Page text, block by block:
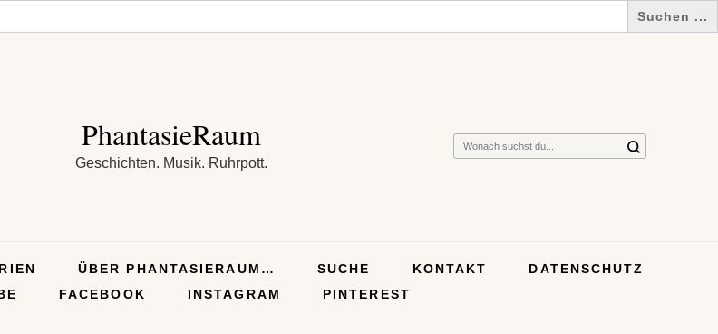
PhantasieRaum
Geschichten. Musik. Ruhrpott.
Suchst
ÜBER PHANTASIERAUM… SUCHE KONTAKT
DATENSCHUTZ
FACEBOOK INSTAGRAM PINTEREST